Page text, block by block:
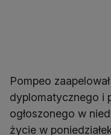
Pompeo
dyplomatycznego i
ogłoszonego w
życie w